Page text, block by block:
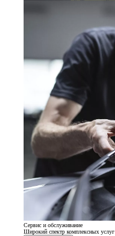
Сервис и обслуживание
Широкий спектр комплексных услуг